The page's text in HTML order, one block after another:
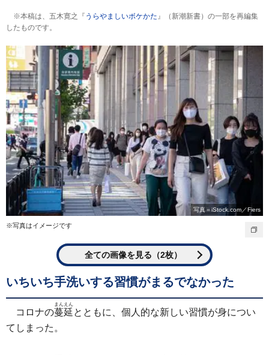
※本稿は、五木寛之『 うらやましいボケかた 』（新潮新書）の一部を再編集
したものです。
写真＝iStock.com／Fiers
※写真はイメージです
全ての画像を見る（2枚）
いちいち手洗いする習慣がまるでなかった
コロナの蔓延
まんえん
とともに、個人的な新しい習慣が身につい
てしまった。